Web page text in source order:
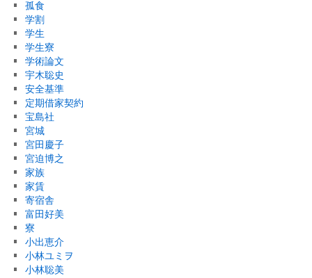
孤食
学割
学生
学生寮
学術論文
宇木聡史
安全基準
定期借家契約
宝島社
宮城
宮田慶子
宮迫博之
家族
家賃
寄宿舎
富田好美
寮
小出恵介
小林ユミヲ
小林聡美